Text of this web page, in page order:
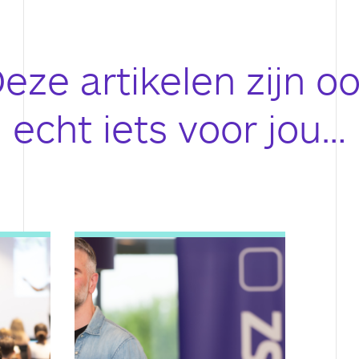
artikelen zijn
echt iets voor jou…